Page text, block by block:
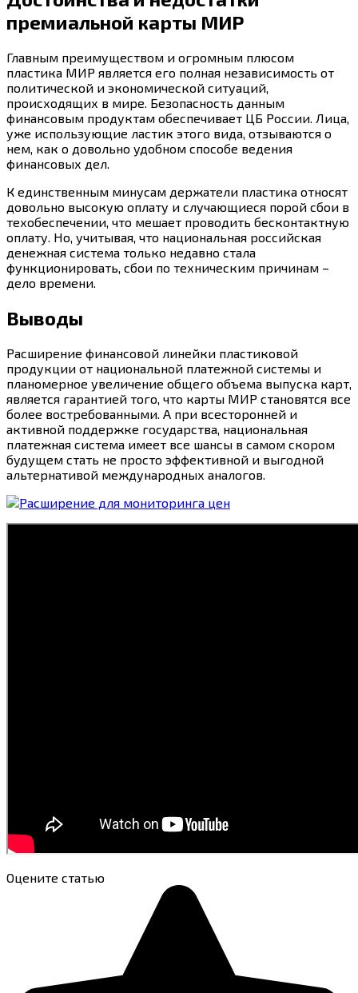
премиальной карты МИР
Главным преимуществом и огромным плюсом
пластика МИР является его полная независимость от
политической и экономической ситуаций,
происходящих в мире. Безопасность данным
финансовым продуктам обеспечивает ЦБ России. Лица,
уже использующие ластик этого вида, отзываются о
нем, как о довольно удобном способе ведения
финансовых дел.
К единственным минусам держатели пластика относят
довольно высокую оплату и случающиеся порой сбои в
техобеспечении, что мешает проводить бесконтактную
оплату. Но, учитывая, что национальная российская
денежная система только недавно стала
функционировать, сбои по техническим причинам –
дело времени.
Выводы
Расширение финансовой линейки пластиковой
продукции от национальной платежной системы и
планомерное увеличение общего объема выпуска карт,
является гарантией того, что карты МИР становятся все
более востребованными. А при всесторонней и
активной поддержке государства, национальная
платежная система имеет все шансы в самом скором
будущем стать не просто эффективной и выгодной
альтернативой международных аналогов.
Оцените статью